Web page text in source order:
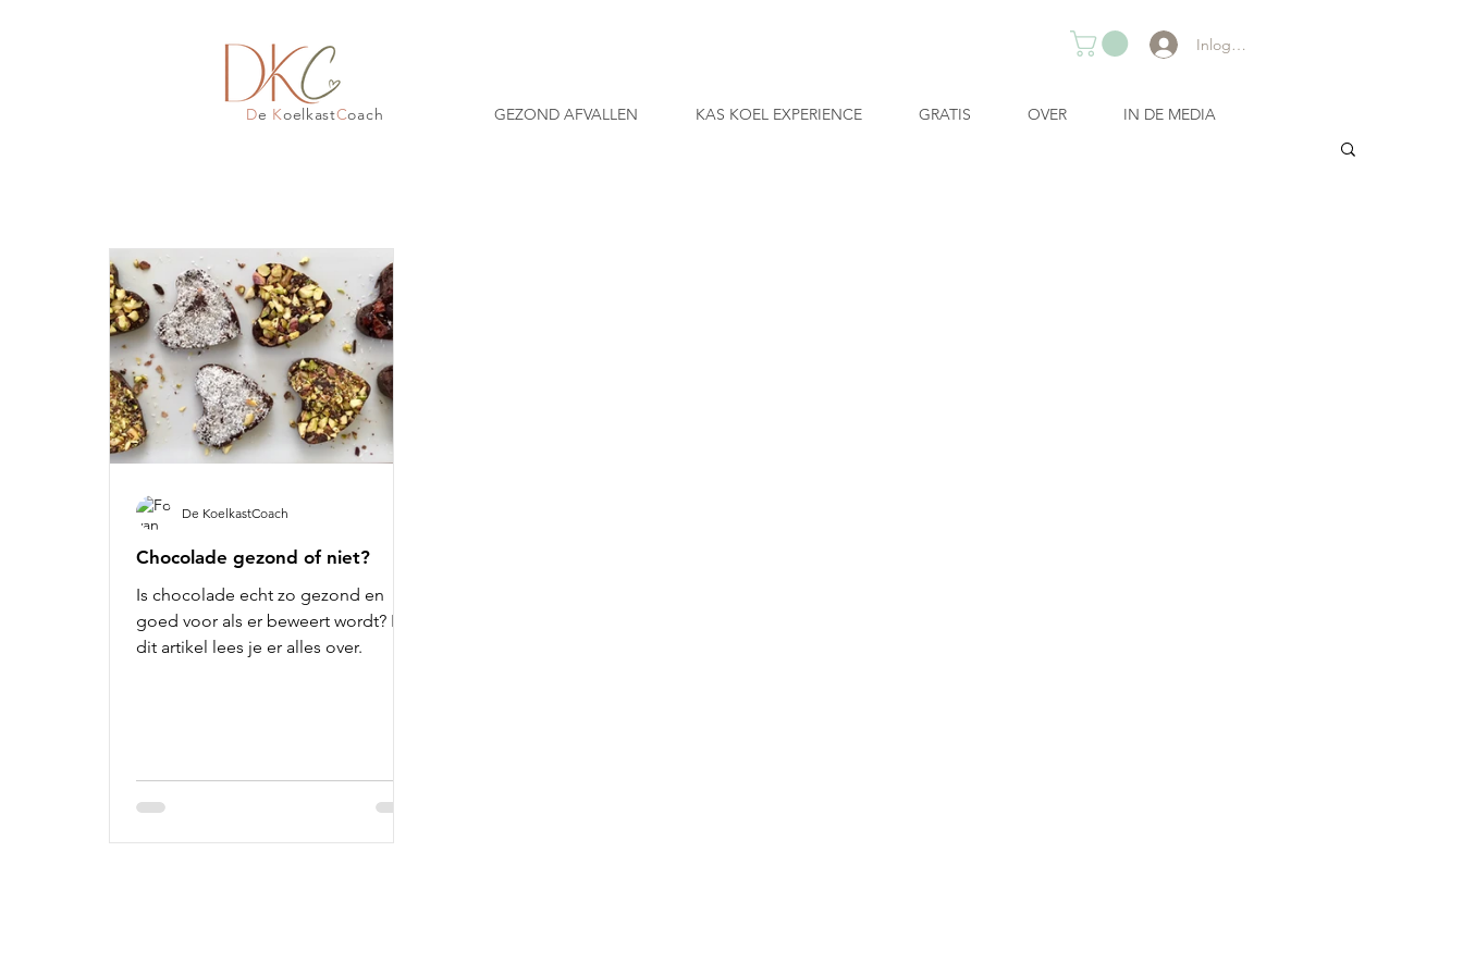
Inloggen
GEZOND AFVALLEN KAS KOEL EXPERIENCE GRATIS OVER IN DE MEDIA
De KoelkastCoach
Chocolade gezond of niet?
Is chocolade echt zo gezond en
goed voor als er beweert wordt? In
dit artikel lees je er alles over.
De KoelkastCoach